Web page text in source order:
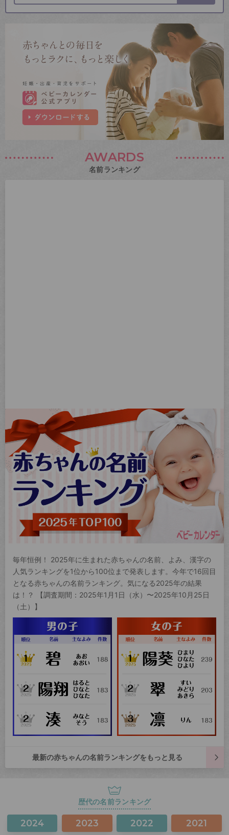
AWARDS
名前ランキング
毎年恒例！ 2025年に生まれた赤ちゃんの名前、よみ、漢字の
人気ランキングを1位から100位まで発表します。今年で16回目
となる赤ちゃんの名前ランキング。気になる2025年の結果
は！？ 【調査期間：2025年1月1日（水）〜2025年10月25日
（土）】
最新の赤ちゃんの名前ランキングをもっと見る
歴代の名前ランキング
2024 2023 2022 2021